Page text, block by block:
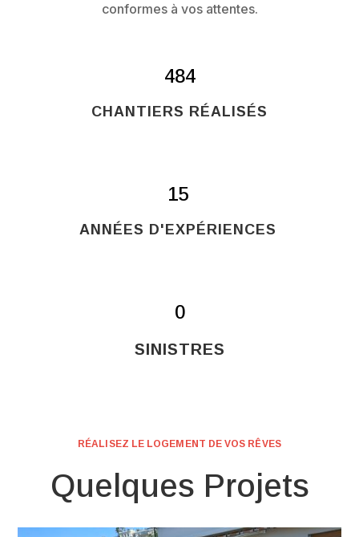
conformes à vos attentes.
484
CHANTIERS RÉALISÉS
15
ANNÉES D'EXPÉRIENCES
0
SINISTRES
RÉALISEZ LE LOGEMENT DE VOS RÊVES
Quelques Projets